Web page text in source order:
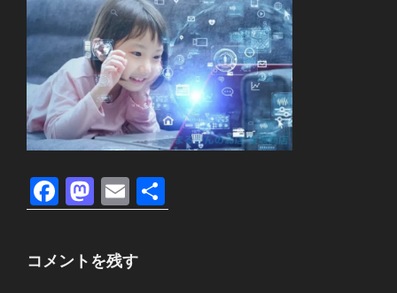
F
a
c
e
M
a
st
o
E
m
ail
有
コメントを残す